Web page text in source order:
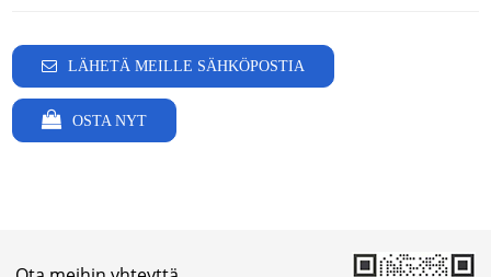
LÄHETÄ MEILLE SÄHKÖPOSTIA
OSTA NYT